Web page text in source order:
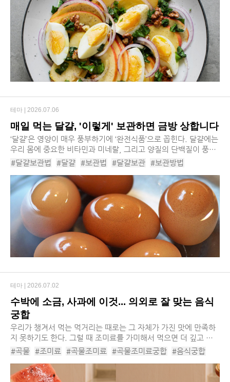
#천연위고비종류 #달걀 #올리브오일 #사과 #불포화지방
#탄단지
#위고비식단 #천연위고비섭취타이밍
#천연위고비섭취순서 #천연위고비레시피
매일 먹는 달걀, '이렇게' 보관하면 금방 상합니다
​‘달걀’은 영양이 매우 풍부하기에 ‘완전식품’으로 꼽힌다. 달걀에는
우리 몸에 중요한 비타민과 미네랄, 그리고 양질의 단백질이 풍부
하게 함유돼 있다. 또한 뼈와 세포 성장에 필수적인 비타민D를 풍
#달걀보관법 #달걀 #보관법 #달걀보관 #보관방법
#달걀보관주의사항 #계란보관법 #달걀섭취 #달걀조리
#달걀껍질
#달걀껍질세균 #달걀냉장보관
#달걀냉동보관
#삶은달걀
#삶은달걀보관방법
테마 | 2026.07.06
수박에 소금, 사과에 이것... 의외로 잘 맞는 음식
궁합
우리가 챙겨서 먹는 먹거리는 때로는 그 자체가 가진 맛에 만족하
지 못하기도 한다. 그럴 때 조미료를 가미해서 먹으면 더 깊고 풍
부한 맛을 즐길 수 있다. 하지만 조미료와 먹거리의 궁합이 맞지
#곡물 #조미료 #곡물조미료 #곡물조미료궁합 #음식궁합
#과일궁합 #곡물궁합 #수박소금 #사과땅콩버터
#바나나후추 #감자버터 #먹거리궁합
테마 | 2026.07.02